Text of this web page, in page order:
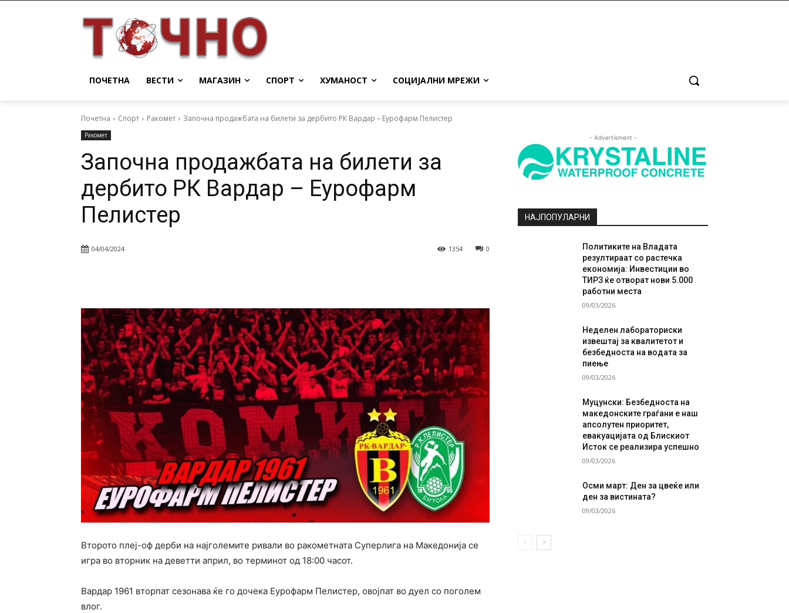
ПОЧЕТНА ВЕСТИ МАГАЗИН СПОРТ ХУМАНОСТ СОЦИЈАЛНИ МРЕЖИ
Почетна Спорт Ракомет Започна продажбата на билети за дербито РК Вардар – Еурофарм Пелистер
Ракомет
Започна продажбата на билети за
дербито РК Вардар – Еурофарм
Пелистер
04/04/2024 0
1354
Второто плеј-оф дерби на најголемите ривали во ракометната Суперлига на Македонија се
игра во вторник на деветти април, во терминот од 18:00 часот.
Вардар 1961 вторпат сезонава ќе го дочека Еурофарм Пелистер, овојпат во дуел со поголем
влог.
- Advertisment -
НАЈПОПУЛАРНИ
Политиките на Владата
резултираат со растечка
економија: Инвестиции во
ТИРЗ ќе отворат нови 5.000
работни места
09/03/2026
Неделен лабораториски
извештај за квалитетот и
безбедноста на водата за
пиење
09/03/2026
Муцунски: Безбедноста на
македонските граѓани е наш
апсолутен приоритет,
евакуацијата од Блискиот
Исток се реализира успешно
09/03/2026
Осми март: Ден за цвеќе или
ден за вистината?
09/03/2026